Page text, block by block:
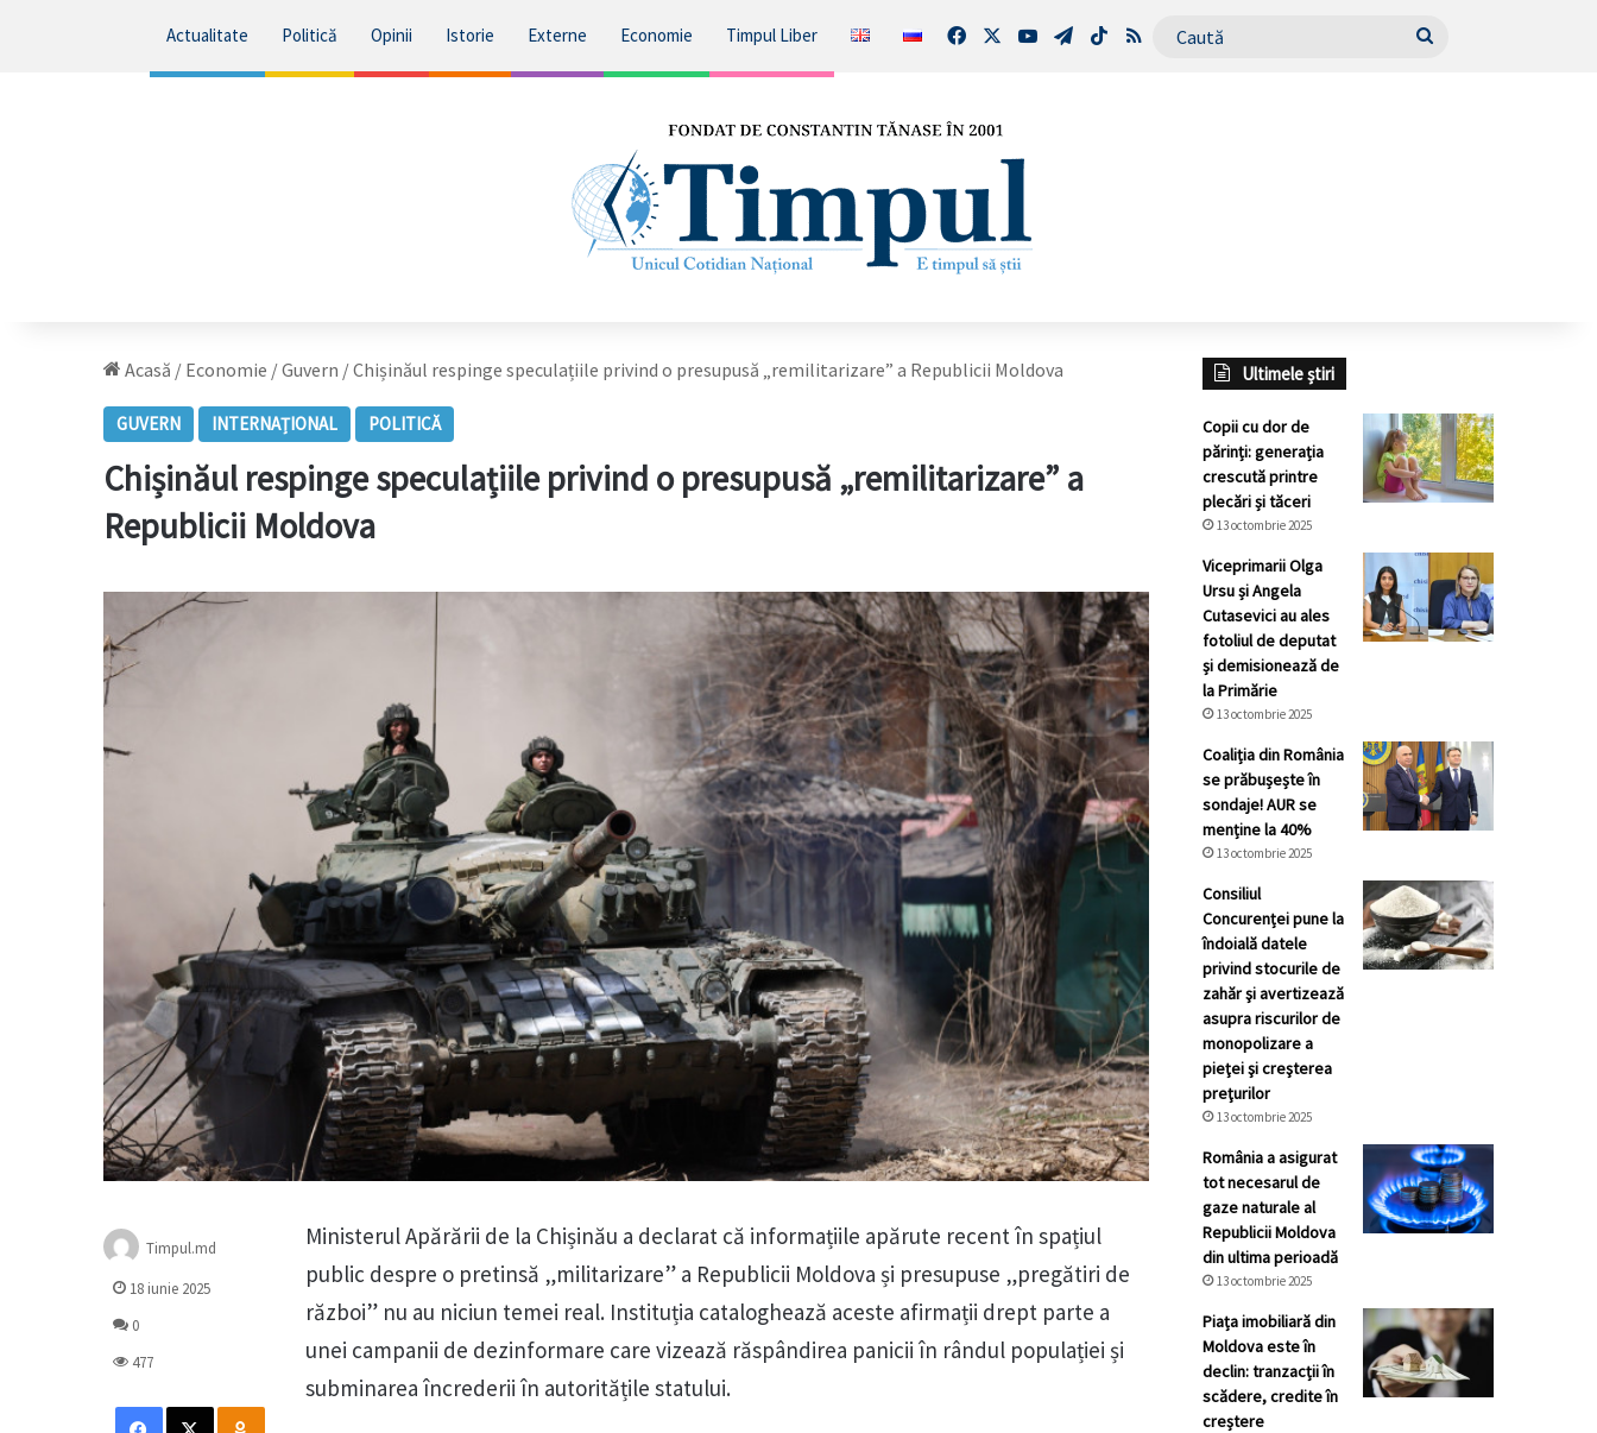
Actualitate Politică Opinii Istorie Externe Economie Timpul Liber FacebookYouTubeTelegram
TikTokRSS Caută
Acasă / Economie /Guvern /Chișinăul respinge speculațiile privind o presupusă „remilitarizare” a Republicii Moldova
GUVERN INTERNAȚIONAL POLITICĂ
Chișinăul respinge speculațiile privind o presupusă „remilitarizare” a
Republicii Moldova
Ministerul Apărării de la Chișinău a declarat că informațiile apărute recent în spațiul
public despre o pretinsă „militarizare” a Republicii Moldova și presupuse „pregătiri de
război” nu au niciun temei real. Instituția cataloghează aceste afirmații drept parte a
unei campanii de dezinformare care vizează răspândirea panicii în rândul populației și
subminarea încrederii în autoritățile statului.
Timpul.md
18 iunie 2025
0
477
Facebook
X Odnoklassniki
Ultimele știri
Copii cu dor de
părinți: generația
crescută printre
plecări și tăceri
13 octombrie 2025
Viceprimarii Olga
Ursu și Angela
Cutasevici au ales
fotoliul de deputat
și demisionează de
la Primărie
13 octombrie 2025
Coaliția din România
se prăbușește în
sondaje! AUR se
menține la 40%
13 octombrie 2025
Consiliul
Concurenței pune la
îndoială datele
privind stocurile de
zahăr şi avertizează
asupra riscurilor de
monopolizare a
pieţei şi creşterea
preţurilor
13 octombrie 2025
România a asigurat
tot necesarul de
gaze naturale al
Republicii Moldova
din ultima perioadă
13 octombrie 2025
Piața imobiliară din
Moldova este în
declin: tranzacții în
scădere, credite în
creștere